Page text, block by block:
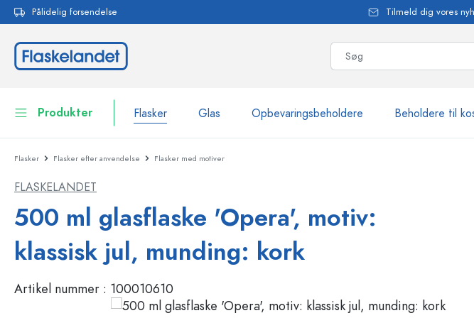
Gå til hovednavigation
Pålidelig forsendelse Tilmeld dig vores
Produkter Flasker Glas Opbevaringsbeholdere Beholdere til
Flasker
Opbevaringsbeholdere
Bordservice
Beholdere til kosmetik
Vis alle Flasker
WECK-flasker
Estal-flasker
Flasker efter funktion
Flasker med patentprop
Sprayflasker
Flasker Flasker efter anvendelse Flasker med motiver
FLASKELANDET
500 ml glasflaske 'Opera', motiv:
klassisk jul, munding: kork
Artikel nummer : 100010610